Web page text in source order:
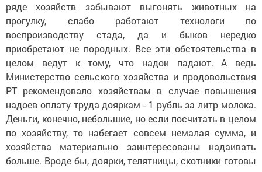
ряде хозяйств забывают выгонять животных на
прогулку, слабо работают технологи по
воспроизводству стада, да и быков нередко
приобретают не породных. Все эти обстоятельства в
целом ведут к тому, что надои падают. А ведь
Министерство сельского хозяйства и продовольствия
РТ рекомендовало хозяйствам в случае повышения
надоев оплату труда дояркам - 1 рубль за литр молока.
Деньги, конечно, небольшие, но если посчитать в целом
по хозяйству, то набегает совсем немалая сумма, и
хозяйства материально заинтересованы надаивать
больше. Вроде бы, доярки, телятницы, скотники готовы